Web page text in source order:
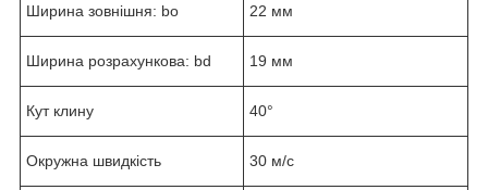
Ширина зовнішня: bo 22 мм
Ширина розрахункова: bd 19 мм
Кут клину 40°
Окружна швидкість 30 м/с